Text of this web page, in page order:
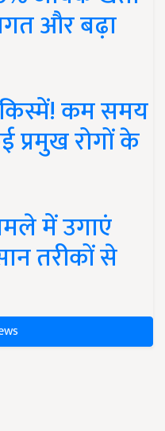
और बढ़ा
किस्में! कम समय
प्रमुख रोगों के
में उगाएं
तरीकों से